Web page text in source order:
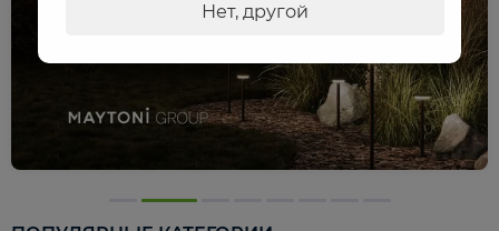
Нет, другой